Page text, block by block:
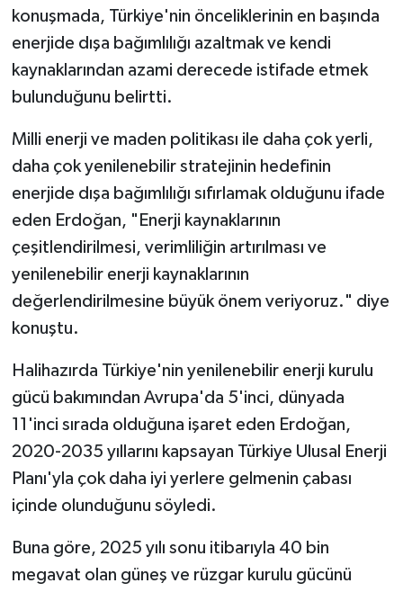
konuşmada, Türkiye'nin önceliklerinin en başında
enerjide dışa bağımlılığı azaltmak ve kendi
kaynaklarından azami derecede istifade etmek
bulunduğunu belirtti.
Milli enerji ve maden politikası ile daha çok yerli,
daha çok yenilenebilir stratejinin hedefinin
enerjide dışa bağımlılığı sıfırlamak olduğunu ifade
eden Erdoğan, "Enerji kaynaklarının
çeşitlendirilmesi, verimliliğin artırılması ve
yenilenebilir enerji kaynaklarının
değerlendirilmesine büyük önem veriyoruz." diye
konuştu.
Halihazırda Türkiye'nin yenilenebilir enerji kurulu
gücü bakımından Avrupa'da 5'inci, dünyada
11'inci sırada olduğuna işaret eden Erdoğan,
2020-2035 yıllarını kapsayan Türkiye Ulusal Enerji
Planı'yla çok daha iyi yerlere gelmenin çabası
içinde olunduğunu söyledi.
Buna göre, 2025 yılı sonu itibarıyla 40 bin
megavat olan güneş ve rüzgar kurulu gücünü